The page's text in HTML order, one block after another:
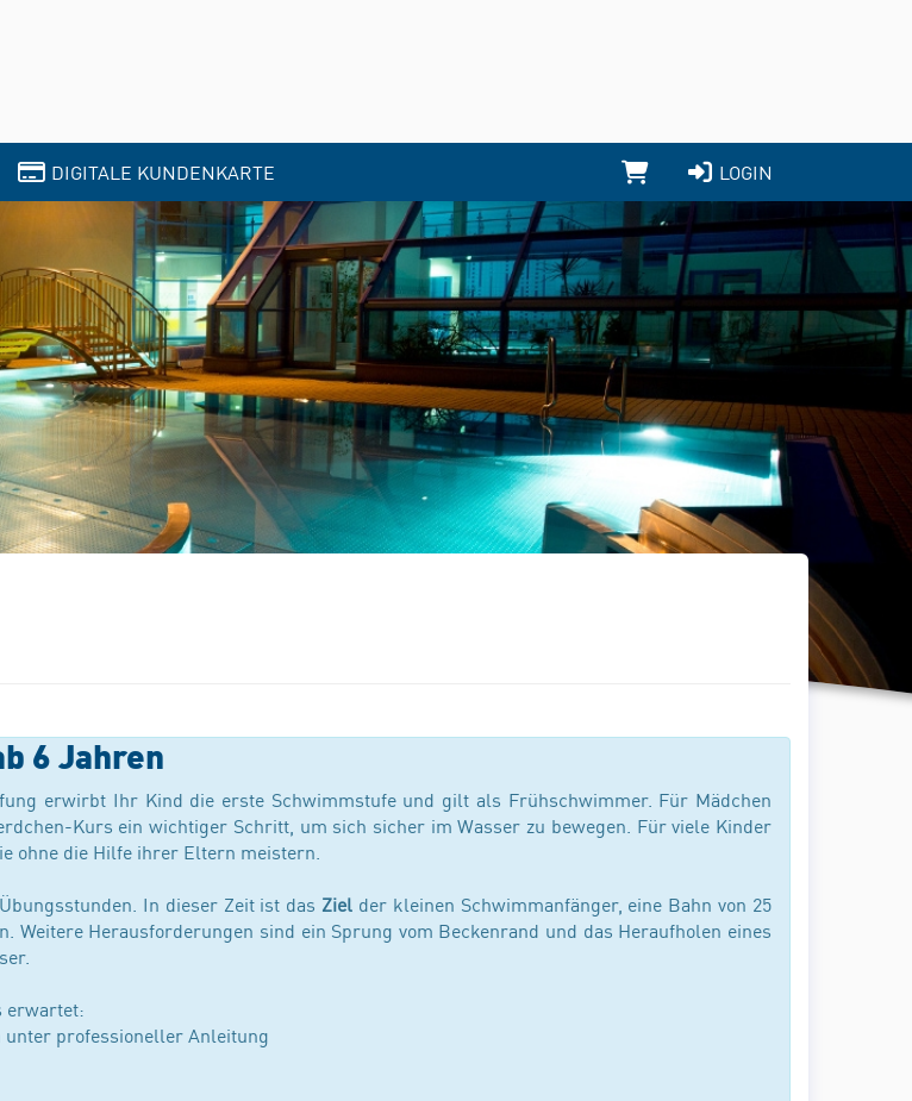
DIGITALE KUNDENKARTE LOGIN
6 Jahren
erwirbt Ihr Kind die erste Schwimmstufe und gilt als Frühschwimmer. Für Mädchen
Kurs ein wichtiger Schritt, um sich sicher im Wasser zu bewegen. Für viele Kinder
ohne die Hilfe ihrer Eltern meistern.
In dieser Zeit ist das Ziel der kleinen Schwimmanfänger, eine Bahn von 25
Weitere Herausforderungen sind ein Sprung vom Beckenrand und das Heraufholen eines
erwartet:
professioneller Anleitung